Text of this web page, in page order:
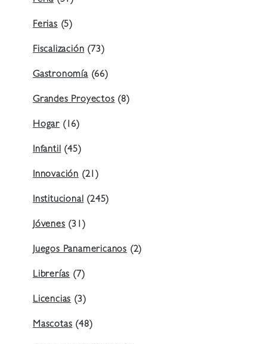
Ferias (5)
Fiscalización (73)
Gastronomía(66)
Grandes Proyectos (8)
Hogar (16)
Infantil (45)
Innovación (21)
Institucional (245)
Jóvenes (31)
Juegos Panamericanos (2)
Librerías (7)
Licencias (3)
Mascotas (48)